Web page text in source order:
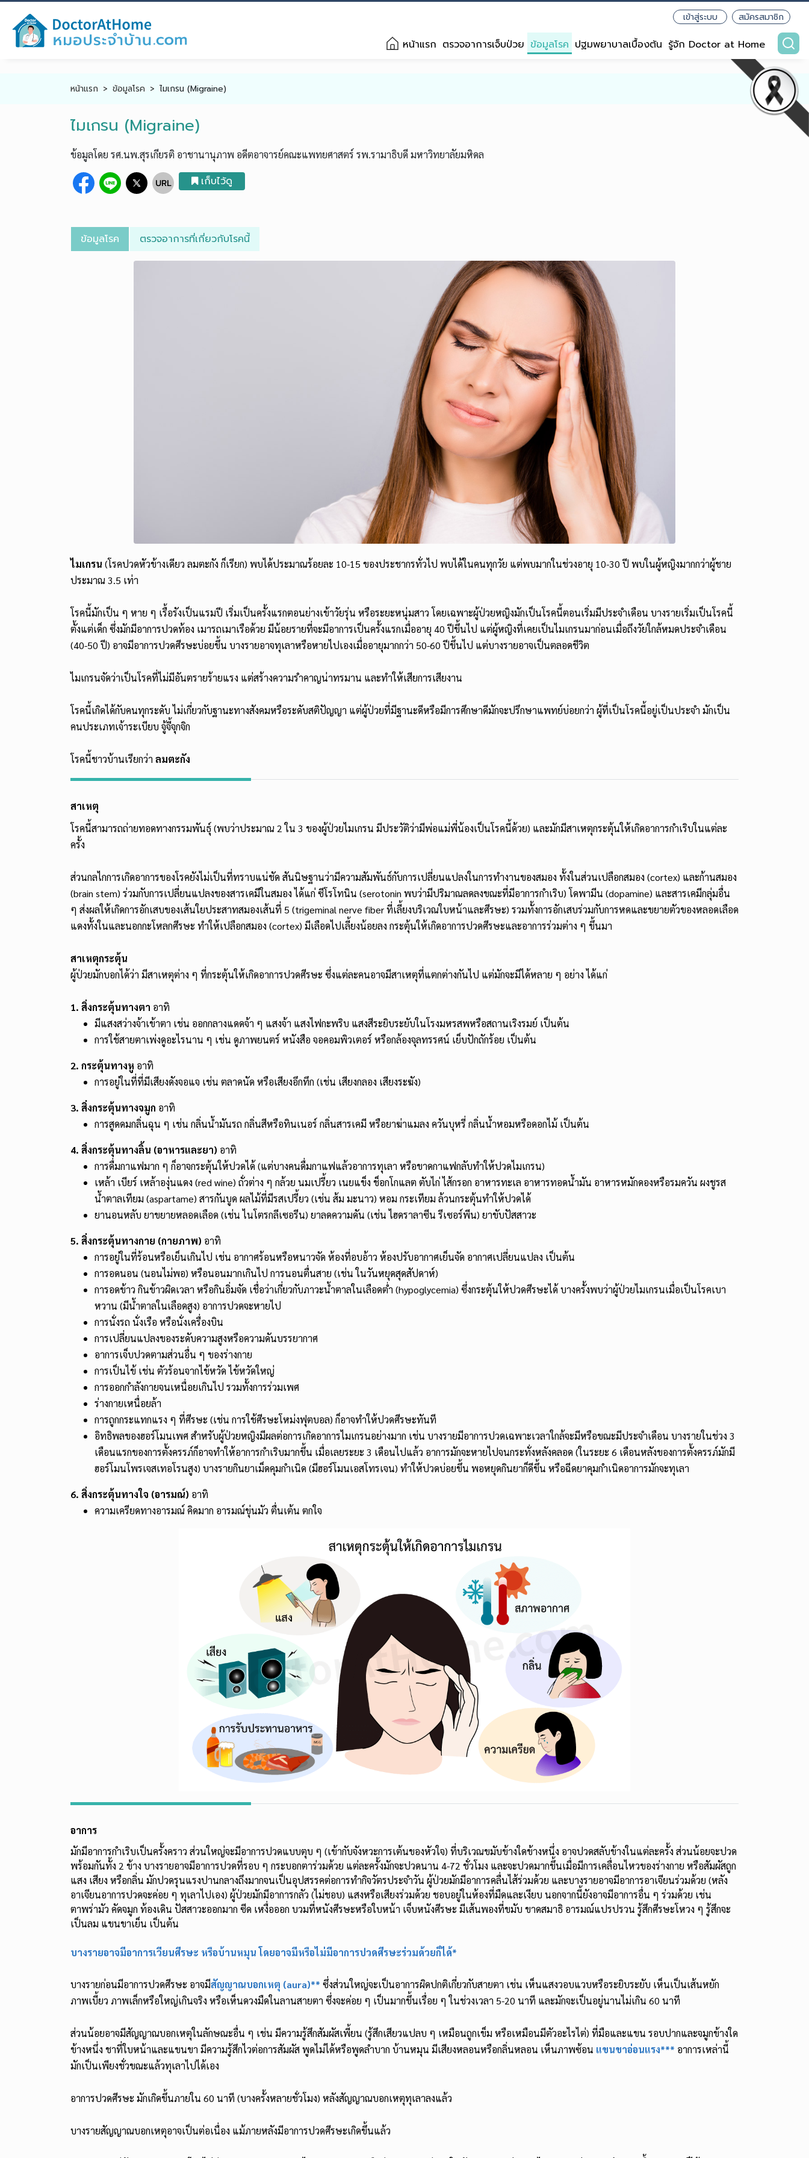
สมัครสมาชิก
เข้าสู่ระบบ
หน้าแรก ตรวจอาการเจ็บป่วย ข้อมูลโรค ปฐมพยาบาลเบื้องต้น รู้จัก Doctor at Home
หน้าแรก ข้อมูลโรค ไมเกรน (Migraine)
ไมเกรน (Migraine)
ข้อมูลโดย รศ.นพ.สุรเกียรติ อาชานานุภาพ อดีตอาจารย์คณะแพทยศาสตร์ รพ.รามาธิบดี มหาวิทยาลัยมหิดล
เก็บไว้ดู
ข้อมูลโรค ตรวจอาการที่เกี่ยวกับโรคนี้
ไมเกรน (โรคปวดหัวข้างเดียว ลมตะกัง ก็เรียก) พบได้ประมาณร้อยละ 10-15 ของประชากรทั่วไป พบได้ในคนทุกวัย แต่พบมากในช่วงอายุ 10-30 ปี พบในผู้หญิงมากกว่าผู้ชาย
ประมาณ 3.5 เท่า
โรคนี้มักเป็น ๆ หาย ๆ เรื้อรังเป็นแรมปี เริ่มเป็นครั้งแรกตอนย่างเข้าวัยรุ่น หรือระยะหนุ่มสาว โดยเฉพาะผู้ป่วยหญิงมักเป็นโรคนี้ตอนเริ่มมีประจำเดือน บางรายเริ่มเป็นโรคนี้
ตั้งแต่เด็ก ซึ่งมักมีอาการปวดท้อง เมารถเมาเรือด้วย มีน้อยรายที่จะมีอาการเป็นครั้งแรกเมื่ออายุ 40 ปีขึ้นไป แต่ผู้หญิงที่เคยเป็นไมเกรนมาก่อนเมื่อถึงวัยใกล้หมดประจำเดือน
(40-50 ปี) อาจมีอาการปวดศีรษะบ่อยขึ้น บางรายอาจทุเลาหรือหายไปเองเมื่ออายุมากกว่า 50-60 ปีขึ้นไป แต่บางรายอาจเป็นตลอดชีวิต
ไมเกรนจัดว่าเป็นโรคที่ไม่มีอันตรายร้ายแรง แต่สร้างความรำคาญน่าทรมาน และทำให้เสียการเสียงาน
โรคนี้เกิดได้กับคนทุกระดับ ไม่เกี่ยวกับฐานะทางสังคมหรือระดับสติปัญญา แต่ผู้ป่วยที่มีฐานะดีหรือมีการศึกษาดีมักจะปรึกษาแพทย์บ่อยกว่า ผู้ที่เป็นโรคนี้อยู่เป็นประจำ มักเป็น
คนประเภทเจ้าระเบียบ จู้จี้จุกจิก
โรคนี้ชาวบ้านเรียกว่า ลมตะกัง
สาเหตุ
โรคนี้สามารถถ่ายทอดทางกรรมพันธุ์ (พบว่าประมาณ 2 ใน 3 ของผู้ป่วยไมเกรน มีประวัติว่ามีพ่อแม่พี่น้องเป็นโรคนี้ด้วย) และมักมีสาเหตุกระตุ้นให้เกิดอาการกำเริบในแต่ละ
ครั้ง
ส่วนกลไกการเกิดอาการของโรคยังไม่เป็นที่ทราบแน่ชัด สันนิษฐานว่ามีความสัมพันธ์กับการเปลี่ยนแปลงในการทำงานของสมอง ทั้งในส่วนเปลือกสมอง (cortex) และก้านสมอง
(brain stem) ร่วมกับการเปลี่ยนแปลงของสารเคมีในสมอง ได้แก่ ซีโรโทนิน (serotonin พบว่ามีปริมาณลดลงขณะที่มีอาการกำเริบ) โดพามีน (dopamine) และสารเคมีกลุ่มอื่น
ๆ ส่งผลให้เกิดการอักเสบของเส้นใยประสาทสมองเส้นที่ 5 (trigeminal nerve fiber ที่เลี้ยงบริเวณใบหน้าและศีรษะ) รวมทั้งการอักเสบร่วมกับการหดและขยายตัวของหลอดเลือด
แดงทั้งในและนอกกะโหลกศีรษะ ทำให้เปลือกสมอง (cortex) มีเลือดไปเลี้ยงน้อยลง กระตุ้นให้เกิดอาการปวดศีรษะและอาการร่วมต่าง ๆ ขึ้นมา
สาเหตุกระตุ้น
ผู้ป่วยมักบอกได้ว่า มีสาเหตุต่าง ๆ ที่กระตุ้นให้เกิดอาการปวดศีรษะ ซึ่งแต่ละคนอาจมีสาเหตุที่แตกต่างกันไป แต่มักจะมีได้หลาย ๆ อย่าง ได้แก่
1. สิ่งกระตุ้นทางตา อาทิ
มีแสงสว่างจ้าเข้าตา เช่น ออกกลางแดดจ้า ๆ แสงจ้า แสงไฟกะพริบ แสงสีระยิบระยับในโรงมหรสพหรือสถานเริงรมย์ เป็นต้น
การใช้สายตาเพ่งดูอะไรนาน ๆ เช่น ดูภาพยนตร์ หนังสือ จอคอมพิวเตอร์ หรือกล้องจุลทรรศน์ เย็บปักถักร้อย เป็นต้น
2. กระตุ้นทางหู อาทิ
การอยู่ในที่ที่มีเสียงดังจอแจ เช่น ตลาดนัด หรือเสียงอึกทึก (เช่น เสียงกลอง เสียงระฆัง)
3. สิ่งกระตุ้นทางจมูก อาทิ
การสูดดมกลิ่นฉุน ๆ เช่น กลิ่นน้ำมันรถ กลิ่นสีหรือทินเนอร์ กลิ่นสารเคมี หรือยาฆ่าแมลง ควันบุหรี่ กลิ่นน้ำหอมหรือดอกไม้ เป็นต้น
4. สิ่งกระตุ้นทางลิ้น (อาหารและยา) อาทิ
การดื่มกาแฟมาก ๆ ก็อาจกระตุ้นให้ปวดได้ (แต่บางคนดื่มกาแฟแล้วอาการทุเลา หรือขาดกาแฟกลับทำให้ปวดไมเกรน)
เหล้า เบียร์ เหล้าองุ่นแดง (red wine) ถั่วต่าง ๆ กล้วย นมเปรี้ยว เนยแข็ง ช็อกโกแลต ตับไก่ ไส้กรอก อาหารทะเล อาหารทอดน้ำมัน อาหารหมักดองหรือรมควัน ผงชูรส
น้ำตาลเทียม (aspartame) สารกันบูด ผลไม้ที่มีรสเปรี้ยว (เช่น ส้ม มะนาว) หอม กระเทียม ล้วนกระตุ้นทำให้ปวดได้
ยานอนหลับ ยาขยายหลอดเลือด (เช่น ไนโตรกลีเซอรีน) ยาลดความดัน (เช่น ไฮดราลาซีน รีเซอร์พีน) ยาขับปัสสาวะ
5. สิ่งกระตุ้นทางกาย (กายภาพ) อาทิ
การอยู่ในที่ร้อนหรือเย็นเกินไป เช่น อากาศร้อนหรือหนาวจัด ห้องที่อบอ้าว ห้องปรับอากาศเย็นจัด อากาศเปลี่ยนแปลง เป็นต้น
การอดนอน (นอนไม่พอ) หรือนอนมากเกินไป การนอนตื่นสาย (เช่น ในวันหยุดสุดสัปดาห์)
การอดข้าว กินข้าวผิดเวลา หรือกินอิ่มจัด เชื่อว่าเกี่ยวกับภาวะน้ำตาลในเลือดต่ำ (hypoglycemia) ซึ่งกระตุ้นให้ปวดศีรษะได้ บางครั้งพบว่าผู้ป่วยไมเกรนเมื่อเป็นโรคเบา
หวาน (มีน้ำตาลในเลือดสูง) อาการปวดจะหายไป
การนั่งรถ นั่งเรือ หรือนั่งเครื่องบิน
การเปลี่ยนแปลงของระดับความสูงหรือความดันบรรยากาศ
อาการเจ็บปวดตามส่วนอื่น ๆ ของร่างกาย
การเป็นไข้ เช่น ตัวร้อนจากไข้หวัด ไข้หวัดใหญ่
การออกกำลังกายจนเหนื่อยเกินไป รวมทั้งการร่วมเพศ
ร่างกายเหนื่อยล้า
การถูกกระแทกแรง ๆ ที่ศีรษะ (เช่น การใช้ศีรษะโหม่งฟุตบอล) ก็อาจทำให้ปวดศีรษะทันที
อิทธิพลของฮอร์โมนเพศ สำหรับผู้ป่วยหญิงมีผลต่อการเกิดอาการไมเกรนอย่างมาก เช่น บางรายมีอาการปวดเฉพาะเวลาใกล้จะมีหรือขณะมีประจำเดือน บางรายในช่วง 3
เดือนแรกของการตั้งครรภ์ก็อาจทำให้อาการกำเริบมากขึ้น เมื่อเลยระยะ 3 เดือนไปแล้ว อาการมักจะหายไปจนกระทั่งหลังคลอด (ในระยะ 6 เดือนหลังของการตั้งครรภ์มักมี
ฮอร์โมนโพรเจสเทอโรนสูง) บางรายกินยาเม็ดคุมกำเนิด (มีฮอร์โมนเอสโทรเจน) ทำให้ปวดบ่อยขึ้น พอหยุดกินยาก็ดีขึ้น หรือฉีดยาคุมกำเนิดอาการมักจะทุเลา
6. สิ่งกระตุ้นทางใจ (อารมณ์) อาทิ
ความเครียดทางอารมณ์ คิดมาก อารมณ์ขุ่นมัว ตื่นเต้น ตกใจ
อาการ
มักมีอาการกำเริบเป็นครั้งคราว ส่วนใหญ่จะมีอาการปวดแบบตุบ ๆ (เข้ากับจังหวะการเต้นของหัวใจ) ที่บริเวณขมับข้างใดข้างหนึ่ง อาจปวดสลับข้างในแต่ละครั้ง ส่วนน้อยจะปวด
พร้อมกันทั้ง 2 ข้าง บางรายอาจมีอาการปวดที่รอบ ๆ กระบอกตาร่วมด้วย แต่ละครั้งมักจะปวดนาน 4-72 ชั่วโมง และจะปวดมากขึ้นเมื่อมีการเคลื่อนไหวของร่างกาย หรือสัมผัสถูก
แสง เสียง หรือกลิ่น มักปวดรุนแรงปานกลางถึงมากจนเป็นอุปสรรคต่อการทำกิจวัตรประจำวัน ผู้ป่วยมักมีอาการคลื่นไส้ร่วมด้วย และบางรายอาจมีอาการอาเจียนร่วมด้วย (หลัง
อาเจียนอาการปวดจะค่อย ๆ ทุเลาไปเอง) ผู้ป่วยมักมีอาการกลัว (ไม่ชอบ) แสงหรือเสียงร่วมด้วย ชอบอยู่ในห้องที่มืดและเงียบ นอกจากนี้ยังอาจมีอาการอื่น ๆ ร่วมด้วย เช่น
ตาพร่ามัว คัดจมูก ท้องเดิน ปัสสาวะออกมาก ซีด เหงื่อออก บวมที่หนังศีรษะหรือใบหน้า เจ็บหนังศีรษะ มีเส้นพองที่ขมับ ขาดสมาธิ อารมณ์แปรปรวน รู้สึกศีรษะโหวง ๆ รู้สึกจะ
เป็นลม แขนขาเย็น เป็นต้น
บางรายอาจมีอาการเวียนศีรษะ หรือบ้านหมุน โดยอาจมีหรือไม่มีอาการปวดศีรษะร่วมด้วยก็ได้*
บางรายก่อนมีอาการปวดศีรษะ อาจมีสัญญาณบอกเหตุ (aura)** ซึ่งส่วนใหญ่จะเป็นอาการผิดปกติเกี่ยวกับสายตา เช่น เห็นแสงวอบแวบหรือระยิบระยับ เห็นเป็นเส้นหยัก
ภาพเบี้ยว ภาพเล็กหรือใหญ่เกินจริง หรือเห็นดวงมืดในลานสายตา ซึ่งจะค่อย ๆ เป็นมากขึ้นเรื่อย ๆ ในช่วงเวลา 5-20 นาที และมักจะเป็นอยู่นานไม่เกิน 60 นาที
ส่วนน้อยอาจมีสัญญาณบอกเหตุในลักษณะอื่น ๆ เช่น มีความรู้สึกสัมผัสเพี้ยน (รู้สึกเสียวแปลบ ๆ เหมือนถูกเข็ม หรือเหมือนมีตัวอะไรไต่) ที่มือและแขน รอบปากและจมูกข้างใด
ข้างหนึ่ง ชาที่ใบหน้าและแขนขา มีความรู้สึกไวต่อการสัมผัส พูดไม่ได้หรือพูดลำบาก บ้านหมุน มีเสียงหลอนหรือกลิ่นหลอน เห็นภาพซ้อน แขนขาอ่อนแรง*** อาการเหล่านี้
มักเป็นเพียงชั่วขณะแล้วทุเลาไปได้เอง
อาการปวดศีรษะ มักเกิดขึ้นภายใน 60 นาที (บางครั้งหลายชั่วโมง) หลังสัญญาณบอกเหตุทุเลาลงแล้ว
บางรายสัญญาณบอกเหตุอาจเป็นต่อเนื่อง แม้ภายหลังมีอาการปวดศีรษะเกิดขึ้นแล้ว